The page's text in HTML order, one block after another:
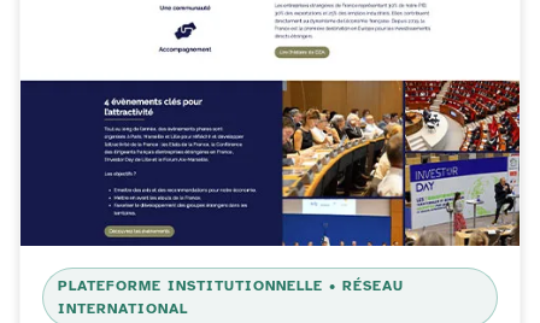
PLATEFORME INSTITUTIONNELLE • RÉSEAU
INTERNATIONAL